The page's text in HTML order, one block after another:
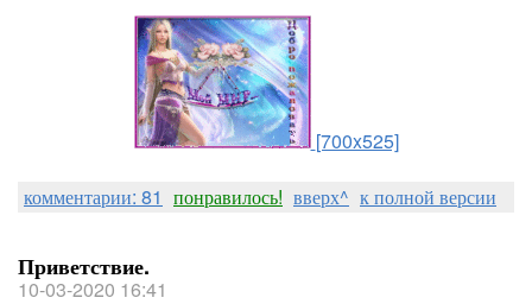
[700x525]
комментарии: 81 понравилось! вверх^ к полной версии
Приветствие.
10-03-2020 16:41